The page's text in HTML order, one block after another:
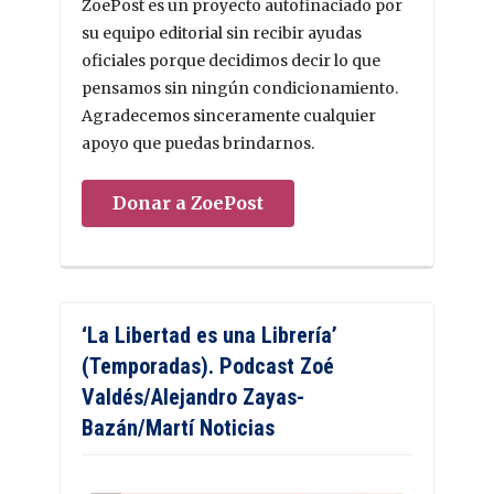
ZoePost es un proyecto autofinaciado por
su equipo editorial sin recibir ayudas
oficiales porque decidimos decir lo que
pensamos sin ningún condicionamiento.
Agradecemos sinceramente cualquier
apoyo que puedas brindarnos.
Donar a ZoePost
‘La Libertad es una Librería’
(Temporadas). Podcast Zoé
Valdés/Alejandro Zayas-
Bazán/Martí Noticias